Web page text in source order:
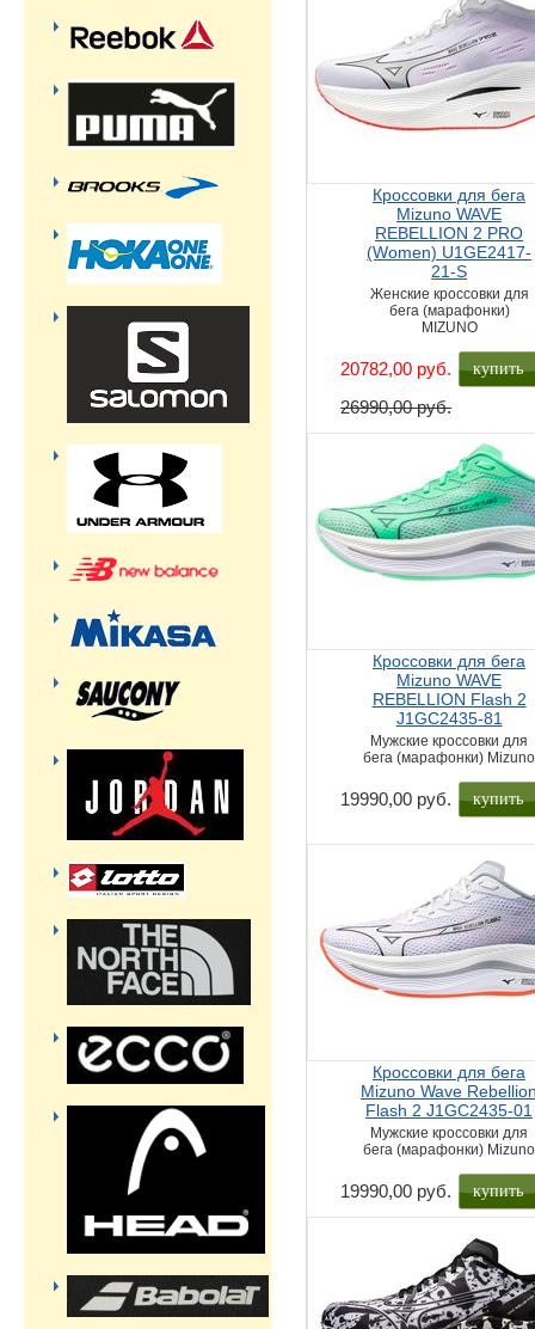
Кроссовки для бега
Mizuno WAVE
REBELLION 2 PRO
(Women) U1GE2417-
21-S
Женские кроссовки для
бега (марафонки)
MIZUNO
20782,00 руб.
26990,00 руб.
купить
Кроссовки для бега
Mizuno WAVE
REBELLION Flash 2
J1GC2435-81
Мужские кроссовки для
бега (марафонки) Mizuno
19990,00 руб. купить
Кроссовки для бега
Mizuno Wave
Flash 2 J1GC2435-01
Мужские кроссовки для
бега (марафонки) Mizuno
19990,00 руб. купить